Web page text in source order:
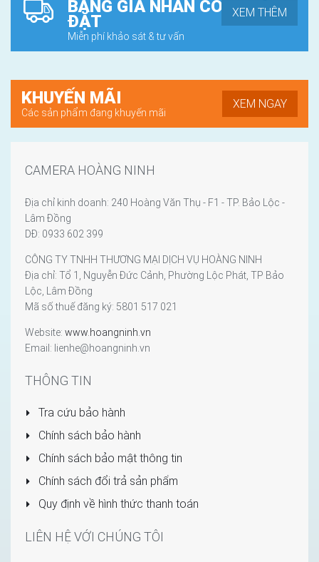
BẢNG GIÁ NHÂN CÔNG LẶP
ĐẶT
Miễn phí khảo sát & tư vấn
XEM THÊM
KHUYẾN MÃI
Các sản phẩm đang khuyến mãi
XEM NGAY
CAMERA HOÀNG NINH
Địa chỉ kinh doanh: 240 Hoàng Văn Thụ - F1 - TP. Bảo Lộc -
Lâm Đồng
DĐ: 0933 602 399
CÔNG TY TNHH THƯƠNG MẠI DỊCH VỤ HOÀNG NINH
Địa chỉ: Tổ 1, Nguyễn Đức Cảnh, Phường Lộc Phát, TP Bảo
Lộc, Lâm Đồng
Mã số thuế đăng ký: 5801 517 021
Website: www.hoangninh.vn
Email: lienhe@hoangninh.vn
THÔNG TIN
Tra cứu bảo hành
Chính sách bảo hành
Chính sách bảo mật thông tin
Chính sách đổi trả sản phẩm
Quy định về hình thức thanh toán
LIÊN HỆ VỚI CHÚNG TÔI